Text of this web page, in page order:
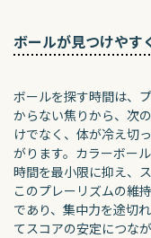
ボールが見つけやす
ボールを探す時間は、
からない焦りから、次
けでなく、体が冷え切
がります。カラーボー
時間を最小限に抑え、
このプレーリズムの維
であり、集中力を途切
てスコアの安定につなが